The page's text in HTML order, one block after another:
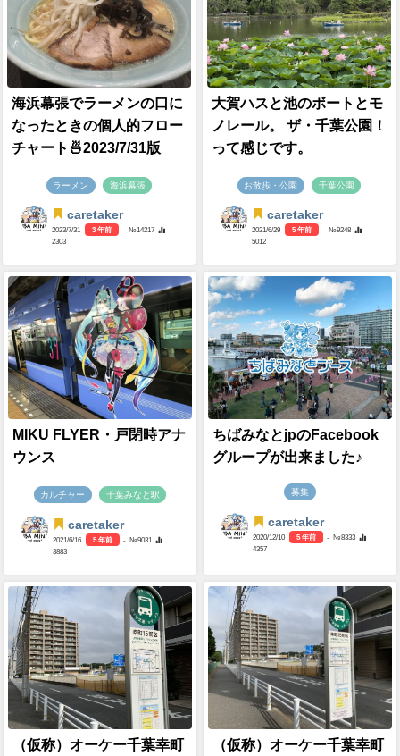
海浜幕張でラーメンの口に
なったときの個人的フロー
チャート🍜2023/7/31版
ラーメン 海浜幕張
caretaker
2023/7/31 3 年前
- №14217
2303
大賀ハスと池のボートとモ
ノレール。 ザ・千葉公園！
って感じです。
お散歩・公園 千葉公園
caretaker
2021/6/29 5 年前
- №9248
5012
MIKU FLYER・戸閉時アナ
ウンス
カルチャー 千葉みなと駅
caretaker
2021/6/16 5 年前
- №9031
3883
ちばみなとjpのFacebook
グループが出来ました♪
募集
caretaker
2020/12/10 5 年前
- №8333
4357
（仮称）オーケー千葉幸町 （仮称）オーケー千葉幸町